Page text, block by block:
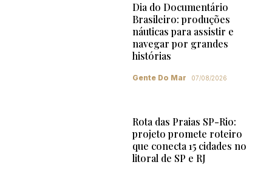
Dia do Documentário
Brasileiro: produções
náuticas para assistir e
navegar por grandes
histórias
Gente Do Mar 07/08/2026
Rota das Praias SP-Rio:
projeto promete roteiro
que conecta 15 cidades no
litoral de SP e RJ